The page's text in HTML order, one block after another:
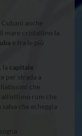
Cubani anche
mare cristallino la
e tra le più
, la capitale
per strada a
che
rum che
che echeggia